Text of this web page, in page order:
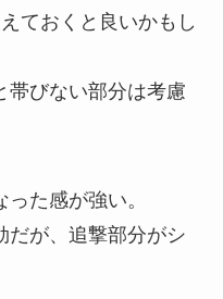
ておくと良いかもし
帯びない部分は考慮
た感が強い。
だが、追撃部分がシ